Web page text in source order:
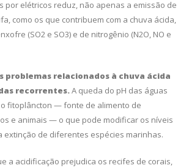
por elétricos reduz, não apenas a emissão de
como os que contribuem com a chuva ácida,
(SO2 e SO3) e de nitrogênio (N2O, NO e
problemas relacionados à chuva ácida
recorrentes.A queda do pH das águas
fitoplâncton — fonte de alimento de
e animais — o que pode modificar os níveis
extinção de diferentes espécies marinhas.
a acidificação prejudica os recifes de corais,